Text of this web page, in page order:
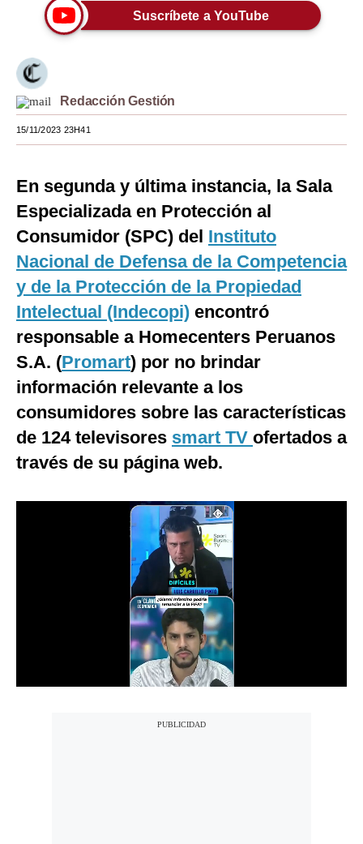
Blogs
Lujo
Viajes
Mundo
EEUU
México
España
Internacional
Tecnología
Mix
G de Gestión
Suscríbete a YouTube
Redacción Gestión
15/11/2023 23H41
En segunda y última instancia, la Sala
Especializada en Protección al
Consumidor (SPC) del Instituto
Nacional de Defensa de la Competencia
y de la Protección de la Propiedad
Intelectual (Indecopi) encontró
responsable a Homecenters Peruanos
S.A. (Promart) por no brindar
información relevante a los
consumidores sobre las características
de 124 televisores smart TV ofertados a
través de su página web.